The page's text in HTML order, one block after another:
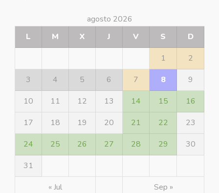
agosto 2026
L
M X J V S
D
1
2
3
4 5 6 7 8
9
10
11 12 13 14 15
16
17
18 19 20 21 22
23
24
25 26 27 28 29
30
31
« Jul
Sep »